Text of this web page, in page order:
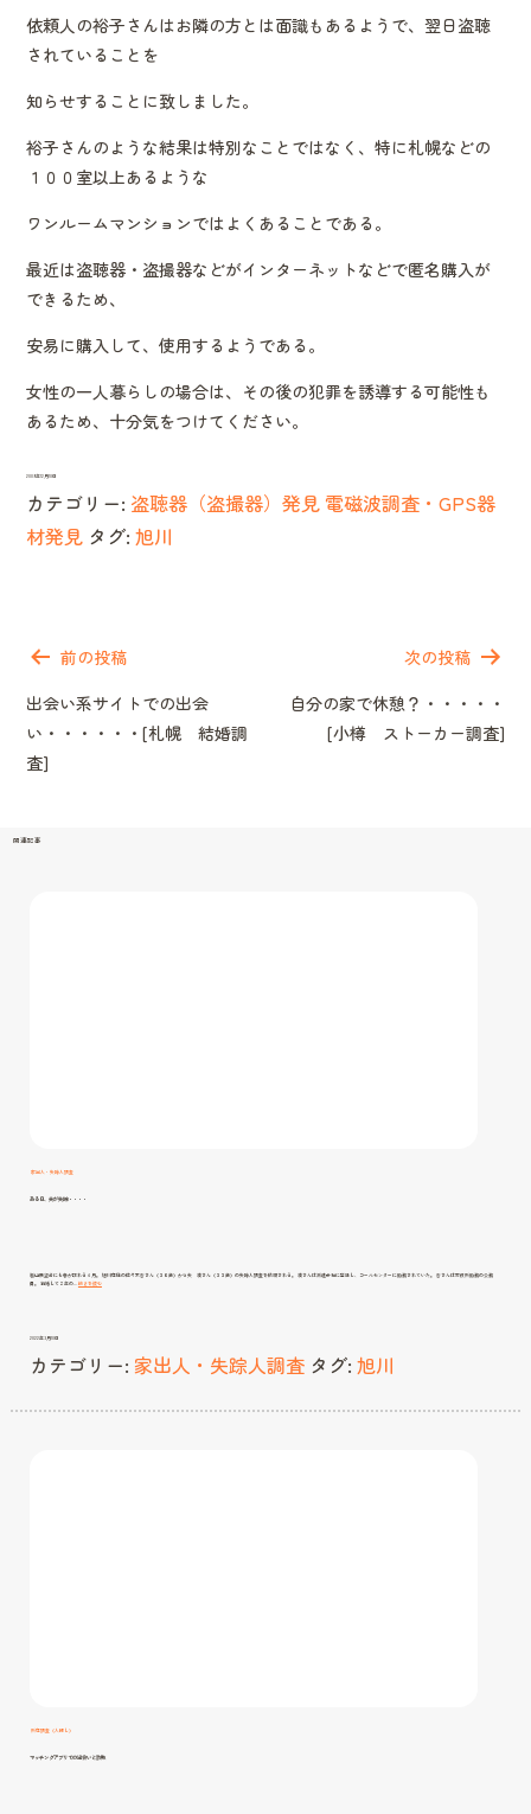
依頼人の裕子さんはお隣の方とは面識もあるようで、翌日盗聴
されていることを
知らせすることに致しました。
裕子さんのような結果は特別なことではなく、特に札幌などの
１００室以上あるような
ワンルームマンションではよくあることである。
最近は盗聴器・盗撮器などがインターネットなどで匿名購入が
できるため、
安易に購入して、使用するようである。
女性の一人暮らしの場合は、その後の犯罪を誘導する可能性も
あるため、十分気をつけてください。
2009年12月10日
カテゴリー: 盗聴器（盗撮器）発見 電磁波調査・GPS器
材発見 タグ:旭川
稿
ビ
ゲ
ー
前の投稿
出会い系サイトでの出会
い・・・・・・[札幌 結婚調
査]
次の投稿
自分の家で休憩？・・・・・
[小樽 ストーカー調査]
関連記事
家出人・失踪人調査
ある日、夫が失踪・・・・
嵐山展望台にも春が訪れる４月。 旭川在住の佐々木杏さん（３６歳）から夫 湊さん（３３歳）の失踪人調査を依頼される。 湊さんは派遣会社に登録し、コールセンターに勤務されていた。 杏さんは市役所勤務の公務
員。 結婚して２年の… 続きを読むあ
る
2022年3月10日
カテゴリー: 家出人・失踪人調査 タグ: 旭川
所在調査（人探し）
マッチングアプリでの出会いと詐欺